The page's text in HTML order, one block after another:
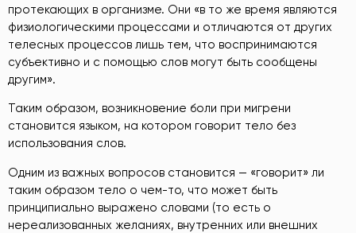
протекающих в организме. Они «в то же время являются
физиологическими процессами и отличаются от других
телесных процессов лишь тем, что воспринимаются
субъективно и с помощью слов могут быть сообщены
другим».
Таким образом, возникновение боли при мигрени
становится языком, на котором говорит тело без
использования слов.
Одним из важных вопросов становится — «говорит» ли
таким образом тело о чем-то, что может быть
принципиально выражено словами (то есть о
нереализованных желаниях, внутренних или внешних